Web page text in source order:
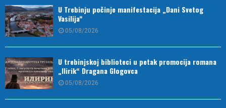
U Trebinju počinje manifestacija „Dani Svetog
Vasilija“
05/08/2026
U trebinjskoj biblioteci u petak promocija romana
„Ilirik“ Dragana Glogovca
05/08/2026